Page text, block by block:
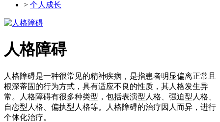
> 个人成长
人格障碍
人格障碍是一种很常见的精神疾病，是指患者明显偏离正常且
根深蒂固的行为方式，具有适应不良的性质，其人格发生异
常。人格障碍有很多种类型，包括表演型人格、强迫型人格、
自恋型人格、偏执型人格等。人格障碍的治疗因人而异，进行
个体化治疗。